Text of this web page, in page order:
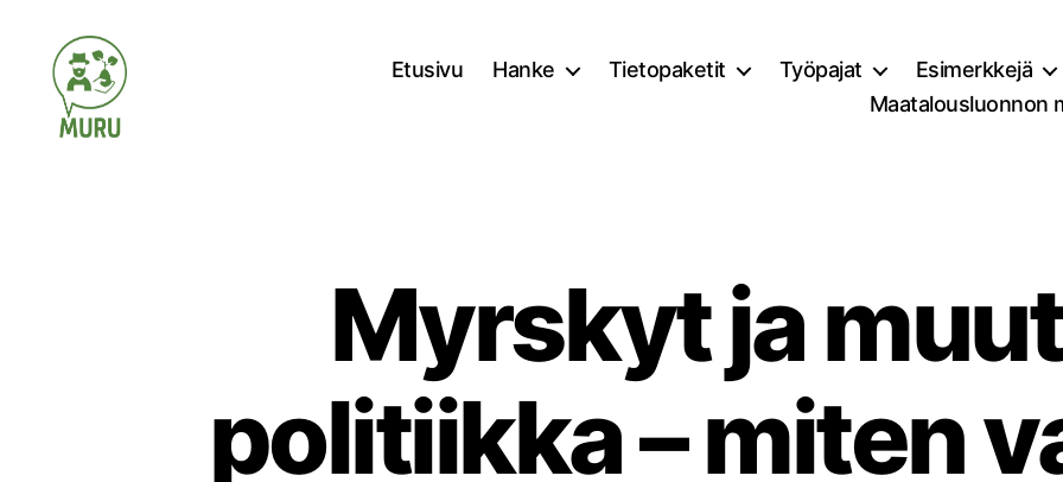
Etusivu Hanke Tietopaketit Työpajat
Esimerkkejä
Maatalousluonnon
Myrskyt ja
politiikka – miten